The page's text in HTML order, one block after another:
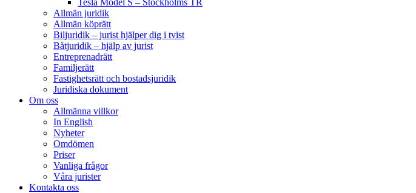
Tesla Model S – Stockholms TR
Allmän juridik
Allmän köprätt
Biljuridik – jurist hjälper dig i tvist
Båtjuridik – hjälp av jurist
Entreprenadrätt
Familjerätt
Fastighetsrätt och bostadsjuridik
Juridiska dokument
Om oss
Allmänna villkor
In English
Nyheter
Omdömen
Priser
Vanliga frågor
Våra jurister
Kontakta oss